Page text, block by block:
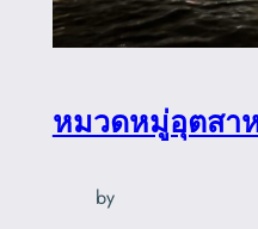
หมวดหมู่อุตสา
by